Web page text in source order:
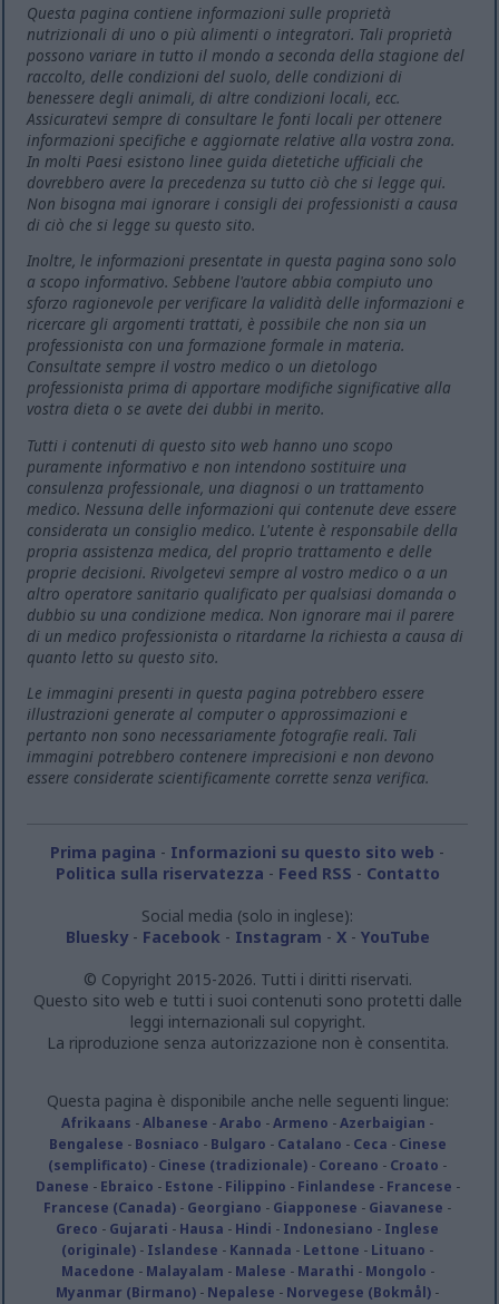
Questa pagina contiene informazioni sulle proprietà
nutrizionali di uno o più alimenti o integratori. Tali proprietà
possono variare in tutto il mondo a seconda della stagione del
raccolto, delle condizioni del suolo, delle condizioni di
benessere degli animali, di altre condizioni locali, ecc.
Assicuratevi sempre di consultare le fonti locali per ottenere
informazioni specifiche e aggiornate relative alla vostra zona.
In molti Paesi esistono linee guida dietetiche ufficiali che
dovrebbero avere la precedenza su tutto ciò che si legge qui.
Non bisogna mai ignorare i consigli dei professionisti a causa
di ciò che si legge su questo sito.
Inoltre, le informazioni presentate in questa pagina sono solo
a scopo informativo. Sebbene l'autore abbia compiuto uno
sforzo ragionevole per verificare la validità delle informazioni e
ricercare gli argomenti trattati, è possibile che non sia un
professionista con una formazione formale in materia.
Consultate sempre il vostro medico o un dietologo
professionista prima di apportare modifiche significative alla
vostra dieta o se avete dei dubbi in merito.
Tutti i contenuti di questo sito web hanno uno scopo
puramente informativo e non intendono sostituire una
consulenza professionale, una diagnosi o un trattamento
medico. Nessuna delle informazioni qui contenute deve essere
considerata un consiglio medico. L'utente è responsabile della
propria assistenza medica, del proprio trattamento e delle
proprie decisioni. Rivolgetevi sempre al vostro medico o a un
altro operatore sanitario qualificato per qualsiasi domanda o
dubbio su una condizione medica. Non ignorare mai il parere
di un medico professionista o ritardarne la richiesta a causa di
quanto letto su questo sito.
Le immagini presenti in questa pagina potrebbero essere
illustrazioni generate al computer o approssimazioni e
pertanto non sono necessariamente fotografie reali. Tali
immagini potrebbero contenere imprecisioni e non devono
essere considerate scientificamente corrette senza verifica.
Prima pagina - Informazioni su questo sito web -
Politica sulla riservatezza - Feed RSS - Contatto
Social media (solo in inglese):
Bluesky- Facebook - Instagram - X- YouTube
© Copyright 2015-2026. Tutti i diritti riservati.
Questo sito web e tutti i suoi contenuti sono protetti dalle
leggi internazionali sul copyright.
La riproduzione senza autorizzazione non è consentita.
Questa pagina è disponibile anche nelle seguenti lingue:
Afrikaans -Albanese -Arabo -Armeno -Azerbaigian -
Bengalese - Bosniaco - Bulgaro - Catalano - Ceca - Cinese
(semplificato) - Cinese (tradizionale) - Coreano - Croato -
Danese - Ebraico - Estone - Filippino - Finlandese - Francese -
Francese (Canada) - Georgiano - Giapponese - Giavanese -
Greco - Gujarati - Hausa - Hindi - Indonesiano - Inglese
(originale) - Islandese - Kannada - Lettone - Lituano -
Macedone - Malayalam - Malese - Marathi - Mongolo -
Myanmar (Birmano) - Nepalese - Norvegese (Bokmål) -